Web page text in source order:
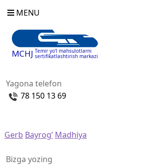
MENU
MCHJ Temir yo‘l mahsulotlarni
sertifikatlashtirish markazi
Yagona telefon
78 150 13 69
Gerb Bayrog’ Madhiya
Bizga yozing